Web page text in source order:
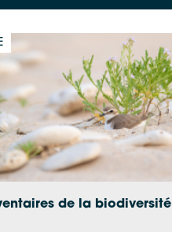
de la biodiversité